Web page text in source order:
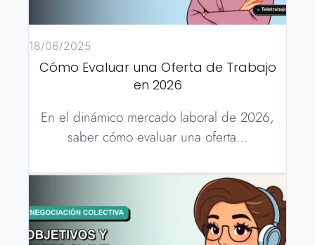
18/06/2025
Cómo Evaluar una Oferta de Trabajo
en 2026
En el dinámico mercado laboral de 2026,
saber cómo evaluar una oferta…